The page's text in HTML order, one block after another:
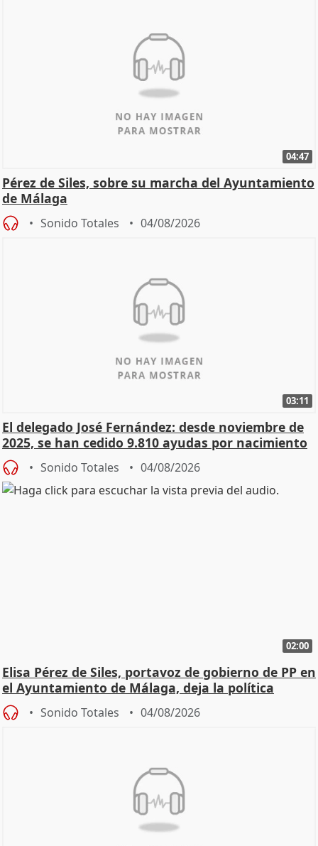
04:47
Pérez de Siles, sobre su marcha del Ayuntamiento
de Málaga
Sonido Totales 04/08/2026
03:11
El delegado José Fernández: desde noviembre de
2025, se han cedido 9.810 ayudas por nacimiento
Sonido Totales 04/08/2026
02:00
Elisa Pérez de Siles, portavoz de gobierno de PP en
el Ayuntamiento de Málaga, deja la política
Sonido Totales 04/08/2026